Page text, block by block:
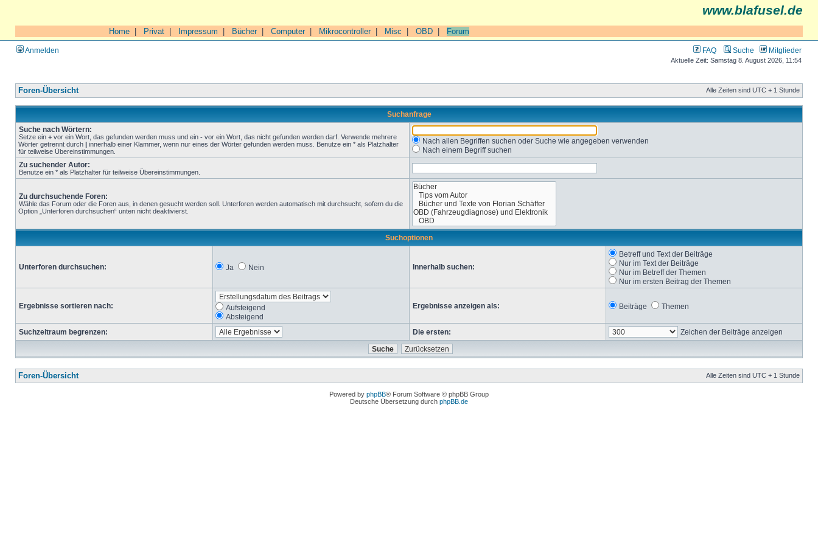
www.blafusel.de
Home Privat Impressum Bücher| Computer| Mikrocontroller| Misc OBD Forum
Anmelden FAQ Suche Mitglieder
Aktuelle Zeit: Samstag 8. August 2026, 11:54
Foren-Übersicht Alle Zeiten sind UTC + 1 Stunde
Suchanfrage
Suche nach Wörtern:
Setze ein + vor ein Wort, das gefunden werden muss und ein - vor ein Wort, das nicht gefunden werden darf. Verwende mehrere
Wörter getrennt durch | innerhalb einer Klammer, wenn nur eines der Wörter gefunden werden muss. Benutze ein * als Platzhalter
für teilweise Übereinstimmungen.
Nach allen Begriffen suchen oder Suche wie angegeben verwenden
Nach einem Begriff suchen
Zu suchender Autor:
Benutze ein * als Platzhalter für teilweise Übereinstimmungen.
Zu durchsuchende Foren:
Wähle das Forum oder die Foren aus, in denen gesucht werden soll. Unterforen werden automatisch mit durchsucht, sofern du die
Option „Unterforen durchsuchen“ unten nicht deaktivierst.
Suchoptionen
Unterforen durchsuchen: Ja Nein Innerhalb suchen:
Betreff und Text der Beiträge
Nur im Text der Beiträge
Nur im Betreff der Themen
Nur im ersten Beitrag der Themen
Ergebnisse sortieren nach:
Aufsteigend
Absteigend
Ergebnisse anzeigen als: Beiträge Themen
Suchzeitraum begrenzen: Die ersten: Zeichen der Beiträge anzeigen
Foren-Übersicht Alle Zeiten sind UTC + 1 Stunde
Powered by phpBB® Forum Software © phpBB Group
Deutsche Übersetzung durch phpBB.de